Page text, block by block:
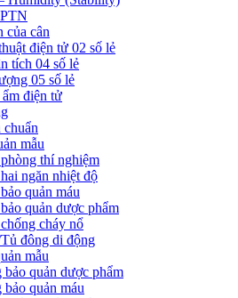
của cân
điện tử 02 số lẻ
tích 04 số lẻ
05 số lẻ
ẩm điện tử
chuẩn
mẫu
thí nghiệm
ngăn nhiệt độ
quản máu
quản dược phẩm
cháy nổ
đông di động
mẫu
bảo quản dược phẩm
quản máu